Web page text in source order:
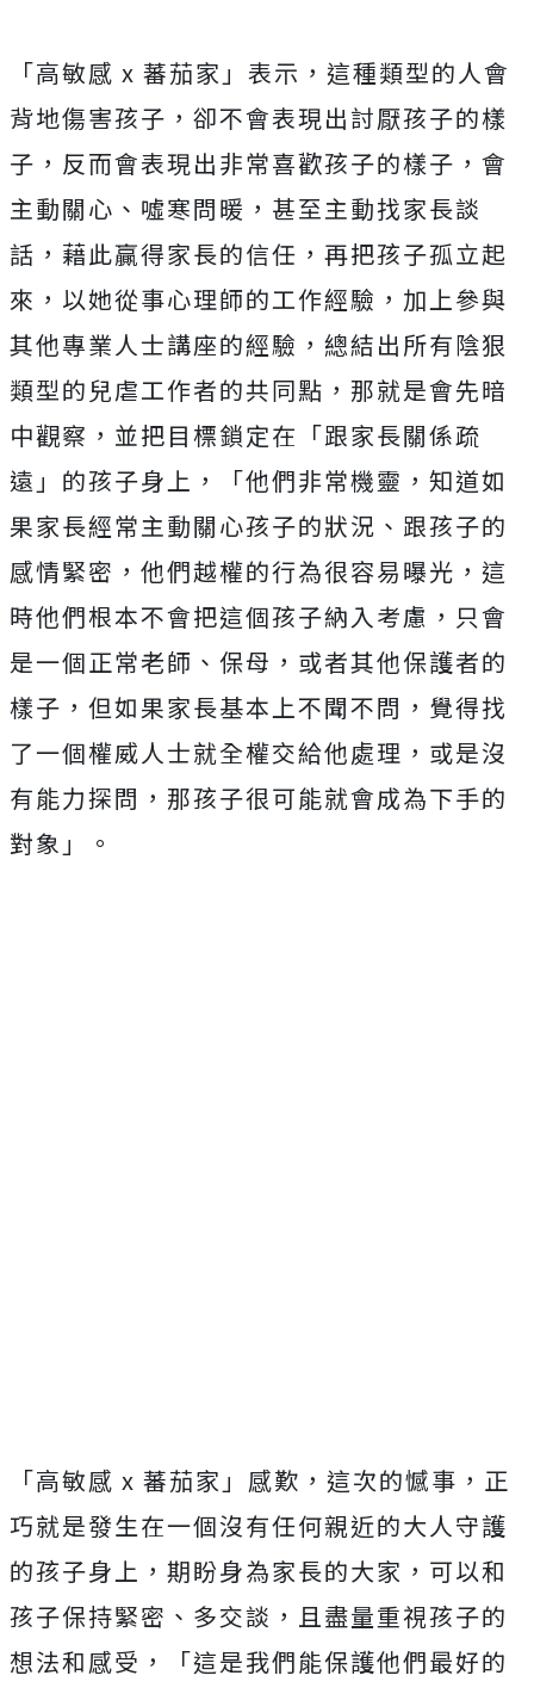
「高敏感 x 蕃茄家」表示，這種類型的人會
背地傷害孩子，卻不會表現出討厭孩子的樣
子，反而會表現出非常喜歡孩子的樣子，會
主動關心、噓寒問暖，甚至主動找家長談
話，藉此贏得家長的信任，再把孩子孤立起
來，以她從事心理師的工作經驗，加上參與
其他專業人士講座的經驗，總結出所有陰狠
類型的兒虐工作者的共同點，那就是會先暗
中觀察，並把目標鎖定在「跟家長關係疏
遠」的孩子身上，「他們非常機靈，知道如
果家長經常主動關心孩子的狀況、跟孩子的
感情緊密，他們越權的行為很容易曝光，這
時他們根本不會把這個孩子納入考慮，只會
是一個正常老師、保母，或者其他保護者的
樣子，但如果家長基本上不聞不問，覺得找
了一個權威人士就全權交給他處理，或是沒
有能力探問，那孩子很可能就會成為下手的
對象」。
「高敏感 x 蕃茄家」感歎，這次的憾事，正
巧就是發生在一個沒有任何親近的大人守護
的孩子身上，期盼身為家長的大家，可以和
孩子保持緊密、多交談，且盡量重視孩子的
想法和感受，「這是我們能保護他們最好的